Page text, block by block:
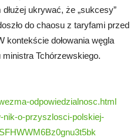
ukrywać, że „sukcesy”
do chaosu z taryfami przed
kontekście dołowania węgla
Tchórzewskiego.
odpowiedzialnosc.html
nik-o-przyszlosci-polskiej-